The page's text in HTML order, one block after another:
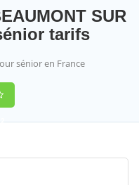
SUR
tarifs
sénior en France